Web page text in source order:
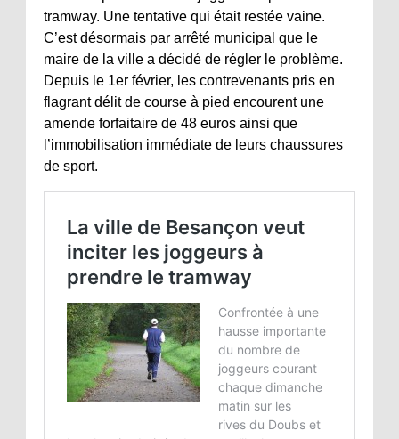
tramway. Une tentative qui était restée vaine.
C’est désormais par arrêté municipal que le
maire de la ville a décidé de régler le problème.
Depuis le 1er février, les contrevenants pris en
flagrant délit de course à pied encourent une
amende forfaitaire de 48 euros ainsi que
l’immobilisation immédiate de leurs chaussures
de sport.